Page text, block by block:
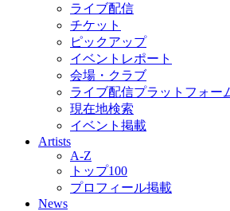
ライブ配信
チケット
ピックアップ
イベントレポート
会場・クラブ
ライブ配信プラットフォー
現在地検索
イベント掲載
Artists
A-Z
トップ100
プロフィール掲載
News